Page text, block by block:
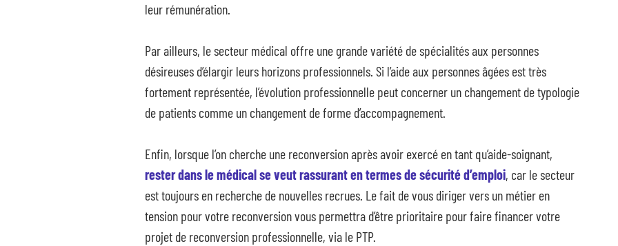
leur rémunération.
Par ailleurs, le secteur médical offre une grande variété de spécialités aux personnes
désireuses d’élargir leurs horizons professionnels. Si l’aide aux personnes âgées est très
fortement représentée, l’évolution professionnelle peut concerner un changement de typologie
de patients comme un changement de forme d’accompagnement.
Enfin, lorsque l’on cherche une reconversion après avoir exercé en tant qu’aide-soignant,
rester dans le médical se veut rassurant en termes de sécurité d’emploi, car le secteur
est toujours en recherche de nouvelles recrues. Le fait de vous diriger vers un métier en
tension pour votre reconversion vous permettra d’être prioritaire pour faire financer votre
projet de reconversion professionnelle, via le PTP.